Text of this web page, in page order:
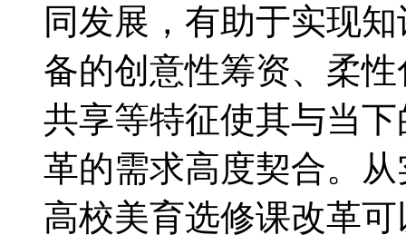
同发展，有助于实现
备的创意性筹资、柔
共享等特征使其与当
革的需求高度契合。
高校美育选修课改革